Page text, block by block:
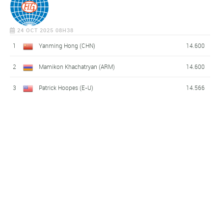
24 OCT 2025 08H38
1 Yanming Hong (CHN) 14.600
2 Mamikon Khachatryan (ARM) 14.600
3 Patrick Hoopes (E-U) 14.566